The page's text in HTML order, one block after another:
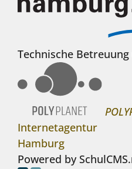
Technische
Internetagentur
Hamburg
Powered by